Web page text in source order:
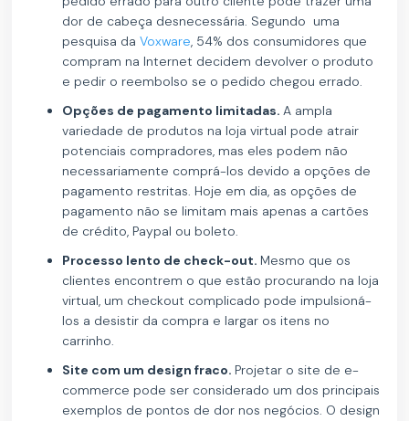
dor de cabeça desnecessária. Segundo uma
pesquisa daVoxware, 54% dos consumidores que
compram na Internet decidem devolver o produto
e pedir o reembolso se o pedido chegou errado.
Opções de pagamento limitadas.A ampla
variedade de produtos na loja virtual pode atrair
potenciais compradores, mas eles podem não
necessariamente comprá-los devido a opções de
pagamento restritas. Hoje em dia, as opções de
pagamento não se limitam mais apenas a cartões
de crédito, Paypal ou boleto.
Processo lento de check-out. Mesmo que os
clientes encontrem o que estão procurando na loja
virtual, um checkout complicado pode impulsioná-
los a desistir da compra e largar os itens no
carrinho.
Site com um design fraco. Projetar o site de e-
commerce pode ser considerado um dos principais
exemplos de pontos de dor nos negócios. O design